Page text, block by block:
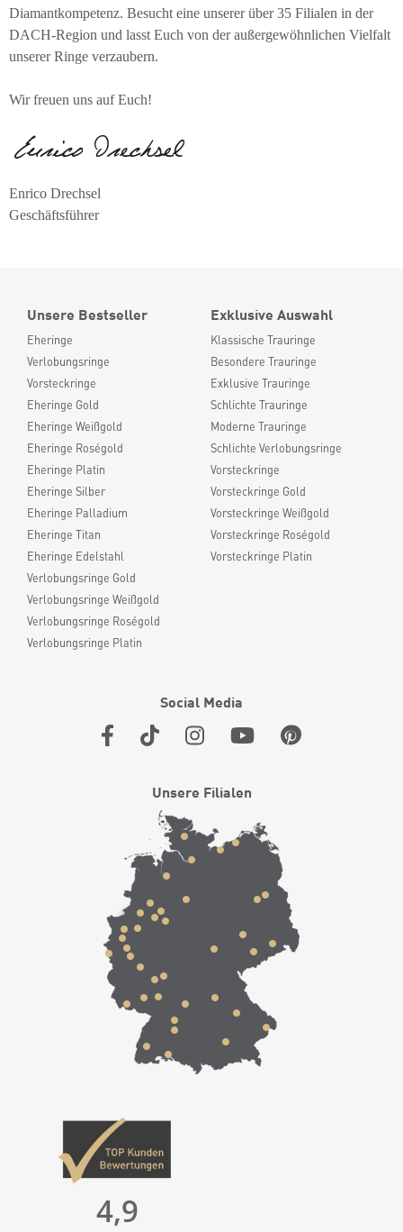
Diamantkompetenz. Besucht eine unserer über 35 Filialen in der
DACH-Region und lasst Euch von der außergewöhnlichen Vielfalt
unserer Ringe verzaubern.
Wir freuen uns auf Euch!
Enrico Drechsel
Geschäftsführer
Unsere Bestseller
Eheringe
Verlobungsringe
Vorsteckringe
Eheringe Gold
Eheringe Weißgold
Eheringe Roségold
Eheringe Platin
Eheringe Silber
Eheringe Palladium
Eheringe Titan
Eheringe Edelstahl
Verlobungsringe Gold
Verlobungsringe Weißgold
Verlobungsringe Roségold
Verlobungsringe Platin
Exklusive Auswahl
Klassische Trauringe
Besondere Trauringe
Exklusive Trauringe
Schlichte Trauringe
Moderne Trauringe
Schlichte Verlobungsringe
Vorsteckringe
Vorsteckringe Gold
Vorsteckringe Weißgold
Vorsteckringe Roségold
Vorsteckringe Platin
Social Media
Unsere Filialen
4,9